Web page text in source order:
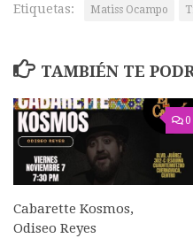
Etiquetas: Matiss Ocampo
TAMBIÉN TE
0
Cabarette Kosmos,
Odiseo Reyes